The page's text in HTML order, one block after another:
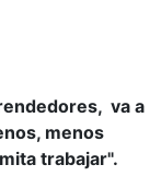
va a
menos
trabajar".